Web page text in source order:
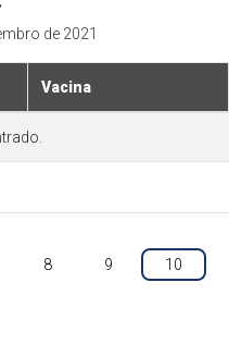
de 2021
Vacina
8 9 10